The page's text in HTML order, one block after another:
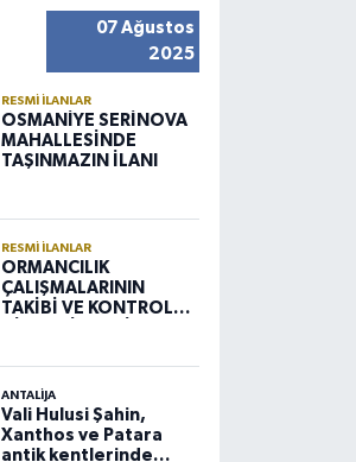
07 Ağustos
2025
RESMI İLANLAR
OSMANİYE SERİNOVA
MAHALLESİNDE
TAŞINMAZIN İLANI
RESMI İLANLAR
ORMANCILIK
ÇALIŞMALARININ
TAKİBİ VE KONTROLÜ
ANTALIJA
Vali Hulusi Şahin,
Xanthos ve Patara
antik kentlerinde